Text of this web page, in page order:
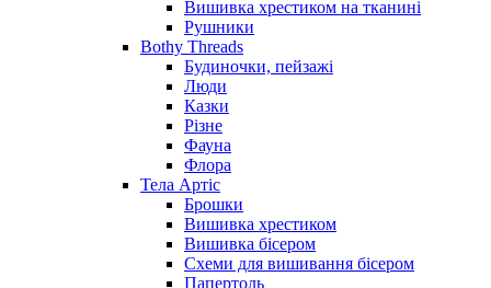
Вишивка хрестиком на тканині
Рушники
Bothy Threads
Будиночки, пейзажі
Люди
Казки
Різне
Фауна
Флора
Тела Артіс
Брошки
Вишивка хрестиком
Вишивка бісером
Схеми для вишивання бісером
Папертоль